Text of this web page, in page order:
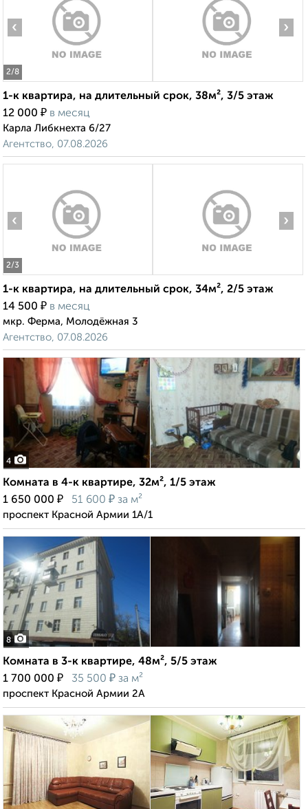
2/8
‹ ›
1-к квартира, на длительный срок, 38м², 3/5 этаж
12 000 ₽ в месяц
Карла Либкнехта 6/27
Агентство, 07.08.2026
2/3
‹ ›
1-к квартира, на длительный срок, 34м², 2/5 этаж
14 500 ₽ в месяц
мкр. Ферма, Молодёжная 3
Агентство, 07.08.2026
4
Комната в 4-к квартире, 32м², 1/5 этаж
1 650 000 ₽ 51 600 ₽ за м²
проспект Красной Армии 1А/1
8
Комната в 3-к квартире, 48м², 5/5 этаж
1 700 000 ₽ 35 500 ₽ за м²
проспект Красной Армии 2А